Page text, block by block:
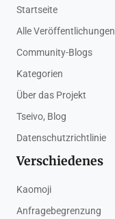
Startseite
Alle Veröffentlichungen
Community-Blogs
Kategorien
Über das Projekt
Tseivo, Blog
Datenschutzrichtlinie
Verschiedenes
Kaomoji
Anfragebegrenzung